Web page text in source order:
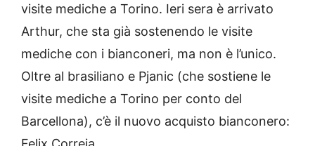
visite mediche a Torino. Ieri sera è arrivato
Arthur, che sta già sostenendo le visite
mediche con i bianconeri, ma non è l’unico.
Oltre al brasiliano e Pjanic (che sostiene le
visite mediche a Torino per conto del
Barcellona), c’è il nuovo acquisto bianconero: